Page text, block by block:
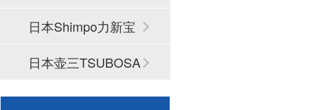
CH
日本Shimpo力新宝
日本壶三TSUBOSA
N